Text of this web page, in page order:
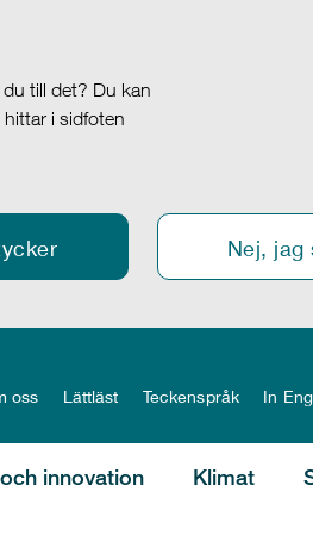
till det? Du kan
i sidfoten
Nej, jag
oss Lättläst Teckenspråk In
innovation Klimat